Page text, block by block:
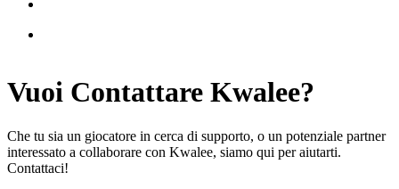
Vuoi Contattare Kwalee?
Che tu sia un giocatore in cerca di supporto, o un potenziale partner
interessato a collaborare con Kwalee, siamo qui per aiutarti.
Contattaci!